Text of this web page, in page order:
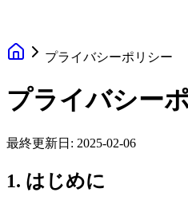
プライバシーポリシー
プライバシー
最終更新日: 2025-02-06
1. はじめに